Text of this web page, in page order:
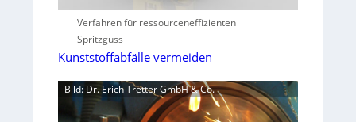
Verfahren für ressourceneffizienten
Spritzguss
Kunststoffabfälle vermeiden
Bild: Dr. Erich Tretter GmbH & Co.